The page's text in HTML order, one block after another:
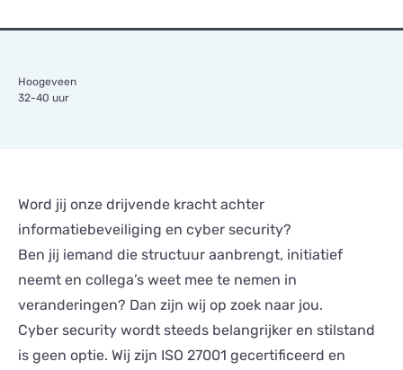
Hoogeveen
32-40 uur
Word jij onze drijvende kracht achter
informatiebeveiliging en cyber security?
Ben jij iemand die structuur aanbrengt, initiatief
neemt en collega’s weet mee te nemen in
veranderingen? Dan zijn wij op zoek naar jou.
Cyber security wordt steeds belangrijker en stilstand
is geen optie. Wij zijn ISO 27001 gecertificeerd en